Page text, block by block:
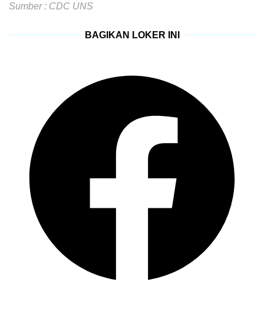
Sumber : CDC UNS
BAGIKAN LOKER INI